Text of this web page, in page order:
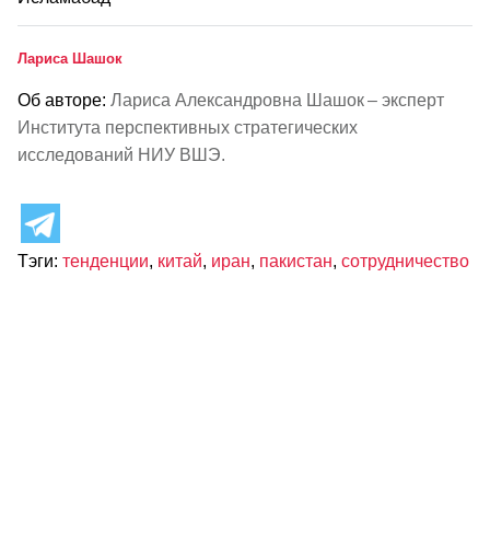
Лариса Шашок
Об авторе: Лариса Александровна Шашок – эксперт
Института перспективных стратегических
исследований НИУ ВШЭ.
Тэги: тенденции, китай, иран, пакистан, сотрудничество